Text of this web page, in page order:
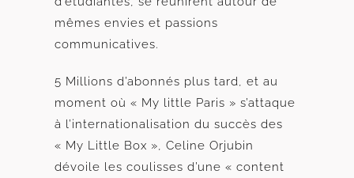
mêmes envies et passions
communicatives.
5 Millions d’abonnés plus tard, et au
moment où « My little Paris » s’attaque
à l’internationalisation du succès des
« My Little Box », Celine Orjubin
dévoile les coulisses d’une « content